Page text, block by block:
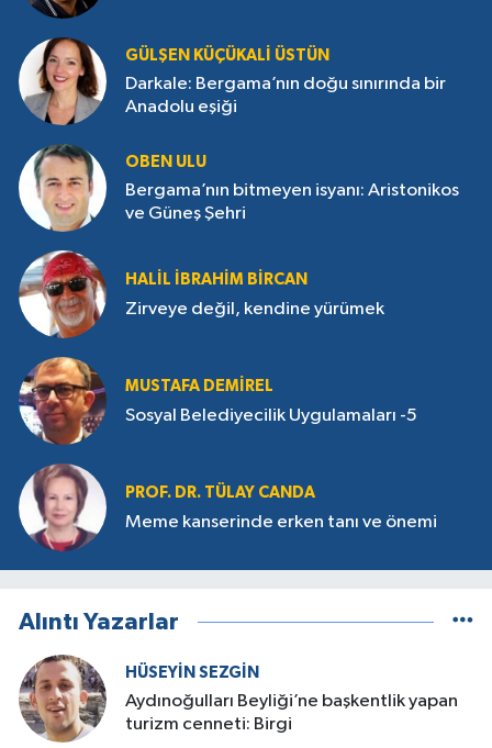
GÜLŞEN KÜÇÜKALI ÜSTÜN
Darkale: Bergama’nın doğu sınırında bir
Anadolu eşiği
OBEN ULU
Bergama’nın bitmeyen isyanı: Aristonikos
ve Güneş Şehri
HALIL İBRAHIM BIRCAN
Zirveye değil, kendine yürümek
MUSTAFA DEMIREL
Sosyal Belediyecilik Uygulamaları -5
PROF. DR. TÜLAY CANDA
Meme kanserinde erken tanı ve önemi
Alıntı Yazarlar
HÜSEYIN SEZGIN
Aydınoğulları Beyliği’ne başkentlik yapan
turizm cenneti: Birgi